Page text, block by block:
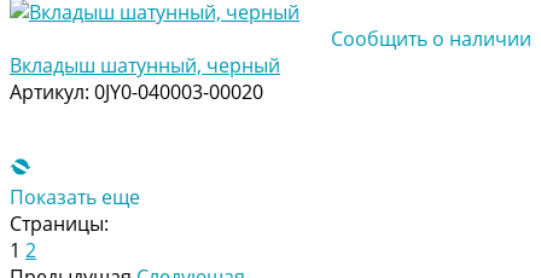
Сообщить о наличии
Вкладыш шатунный, черный
Артикул: 0JY0-040003-00020
Показать еще
Страницы:
1 2